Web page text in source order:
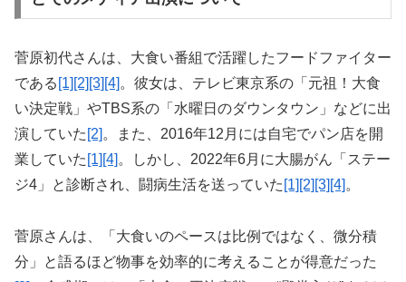
菅原初代さんは、大食い番組で活躍したフードファイター
である [1] [2] [3] [4] 。彼女は、テレビ東京系の「元祖！大食
い決定戦」やTBS系の「水曜日のダウンタウン」などに出
演していた [2] 。また、2016年12月には自宅でパン店を開
業していた [1] [4] 。しかし、2022年6月に大腸がん「ステー
ジ4」と診断され、闘病生活を送っていた [1] [2] [3] [4] 。
菅原さんは、「大食いのペースは比例ではなく、微分積
分」と語るほど物事を効率的に考えることが得意だった